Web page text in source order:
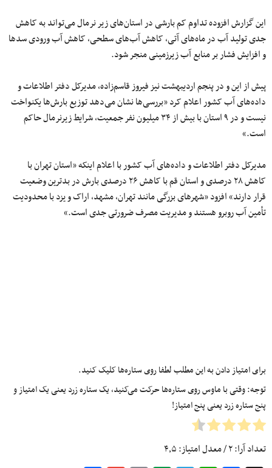
این گزارش افزوده تداوم کم بارشی در استان‌های زیر نرمال می‌تواند به کاهش
جدی تولید آب در ماه‌های آتی، کاهش آب‌های سطحی، کاهش آب ورودی سدها
و افزایش فشار بر منابع آب زیرزمینی منجر شود.
پیش از این و در پنجم اردیبهشت نیز فیروز قاسم‌زاده، مدیرکل دفتر اطلاعات و
داده‌های آب کشور اعلام کرد «بررسی‌ها نشان می‌دهد توزیع بارش‌ها یکنواخت
نیست و در ۹ استان با بیش از ۳۴ میلیون نفر جمعیت، شرایط زیرنرمال حاکم
است.»
مدیرکل دفتر اطلاعات و داده‌های آب کشور با اعلام اینکه «استان تهران با
کاهش ۲۸ درصدی و استان قم با کاهش ۲۶ درصدی بارش در بدترین وضعیت
قرار دارند» افزود «شهرهای بزرگی مانند تهران، مشهد، اراک و یزد با محدودیت
تأمین آب روبرو هستند و مدیریت مصرف ضرورتی جدی است.»
برای امتیاز دادن به این مطلب لطفا روی ستاره‌ها کلیک کنید.
توجه: وقتی با ماوس روی ستاره‌ها حرکت می‌کنید، یک ستاره زرد یعنی یک امتیاز و
پنج ستاره زرد یعنی پنج امتیاز!
تعداد آرا:۲/ معدل امتیاز:۴٫۵